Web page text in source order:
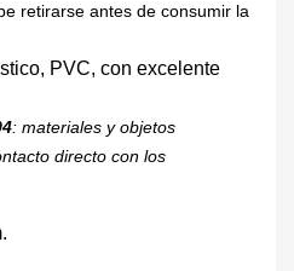
retirarse antes de consumir la
PVC, con excelente
: materiales y objetos
directo con los